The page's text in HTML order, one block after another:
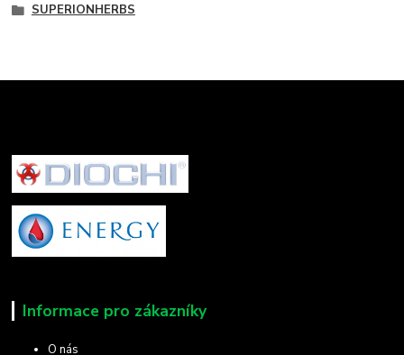
SUPERIONHERBS
Informace pro zákazníky
O nás